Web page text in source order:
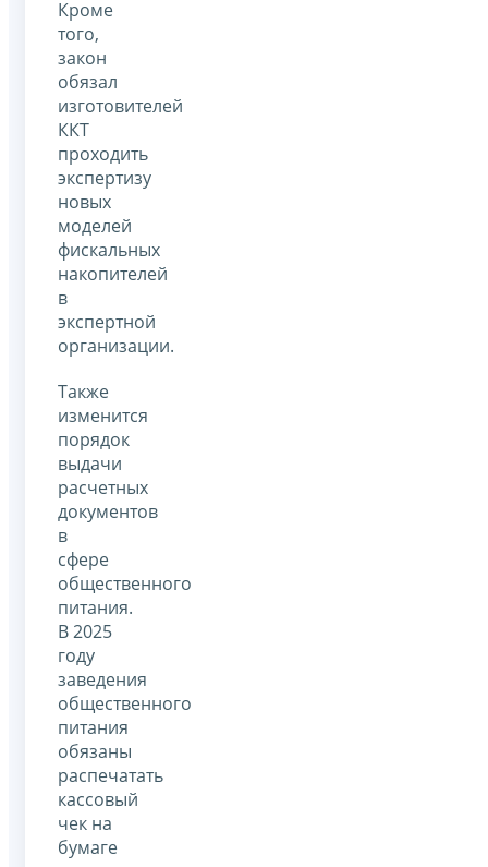
Кроме
того,
закон
обязал
изготовителей
ККТ
проходить
экспертизу
новых
моделей
фискальных
накопителей
в
экспертной
организации.
Также
изменится
порядок
выдачи
расчетных
документов
в
сфере
общественного
питания.
В 2025
году
заведения
общественного
питания
обязаны
распечатать
кассовый
чек на
бумаге